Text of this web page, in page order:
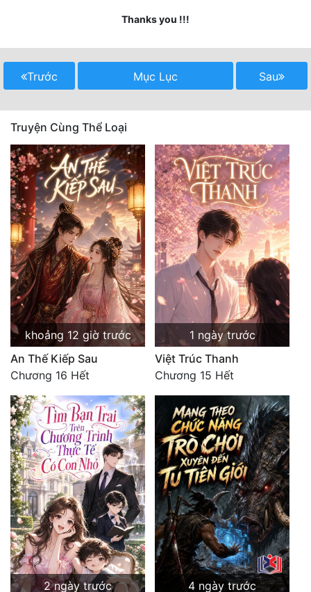
Mỹ Thực
Ngôn Tình
Nữ Cường
Nữ Phụ
Phong Thủy - Tâm Linh
Phương Tây
Phản Phái
Quan Trường
Quân Sự
Sảng Văn
Sắc
Thanh Xuân
Tiên Hiệp
Tiểu Thuyết
Trinh Thám
Triều Đấu
Trùng Sinh
Trọng Sinh
Thanks you !!!
Trước Mục Lục Sau
Truyện Cùng Thể Loại
khoảng 12 giờ trước
An Thế Kiếp Sau
Chương 16 Hết
1 ngày trước
Việt Trúc Thanh
Chương 15 Hết
2 ngày trước 4 ngày trước